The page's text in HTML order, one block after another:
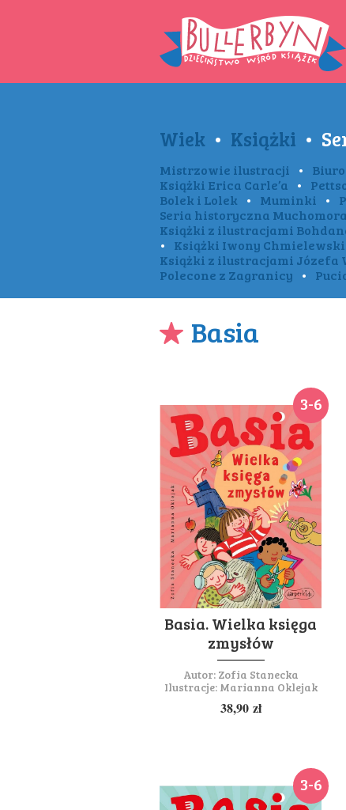
Wiek • Książki •
Mistrzowie ilustracji •
Książki Erica Carle’a
•
Bolek i Lolek
• Muminki •
Seria historyczna Muchomora
Książki z ilustracjami
•
Książki Iwony
Książki z ilustracjami Józefa
Polecone z Zagranicy
•
Basia
3-6
Basia. Wielka księga
zmysłów
Autor: Zofia Stanecka
Ilustracje: Marianna Oklejak
38,90 zł
3-6